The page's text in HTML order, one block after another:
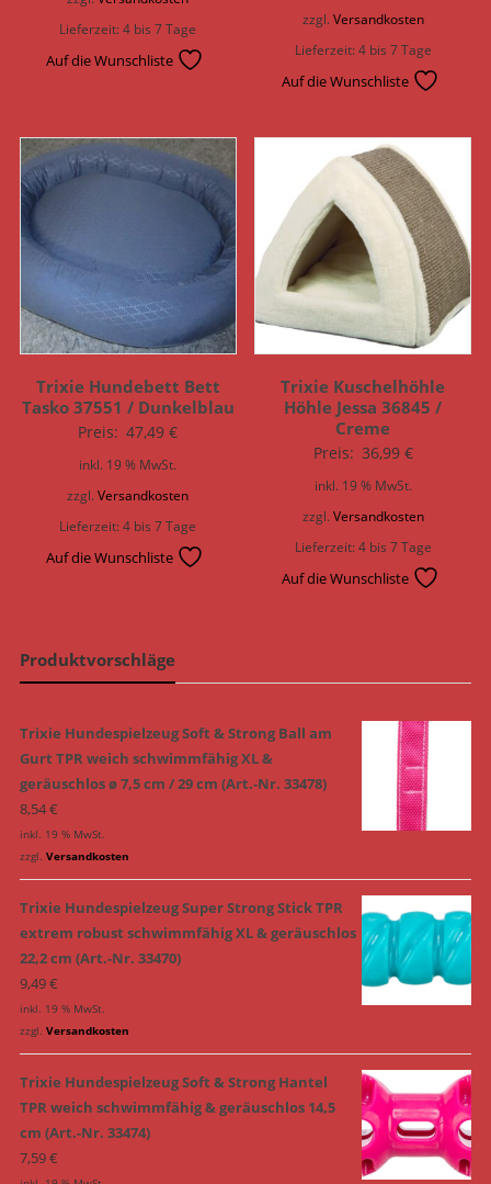
Lieferzeit:4 bis 7 Tage
Auf die Wunschliste
zzgl. Versandkosten
Lieferzeit:4 bis 7 Tage
Auf die Wunschliste
Trixie Hundebett Bett
Tasko 37551 / Dunkelblau
Preis: 47,49€
inkl. 19 % MwSt.
zzgl.Versandkosten
Lieferzeit:4 bis 7 Tage
Auf die Wunschliste
Trixie Kuschelhöhle
Höhle Jessa 36845 /
Creme
Preis: 36,99 €
inkl. 19 % MwSt.
zzgl. Versandkosten
Lieferzeit:4 bis 7 Tage
Auf die Wunschliste
Produktvorschläge
Trixie Hundespielzeug Soft & Strong Ball am
Gurt TPR weich schwimmfähig XL &
geräuschlos ø 7,5 cm / 29 cm (Art.-Nr. 33478)
8,54€
inkl. 19 % MwSt.
zzgl. Versandkosten
Trixie Hundespielzeug Super Strong Stick TPR
extrem robust schwimmfähig XL & geräuschlos
22,2 cm (Art.-Nr. 33470)
9,49€
inkl. 19 % MwSt.
zzgl. Versandkosten
Trixie Hundespielzeug Soft & Strong Hantel
TPR weich schwimmfähig & geräuschlos 14,5
cm (Art.-Nr. 33474)
7,59€